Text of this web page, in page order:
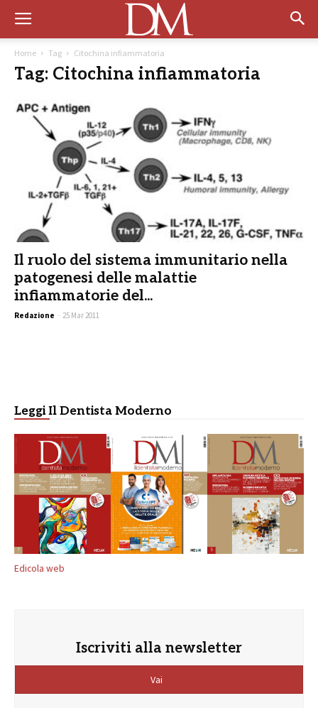
Home Tag Citochina infiammatoria
Tag: Citochina infiammatoria
Il ruolo del sistema immunitario nella
patogenesi delle malattie
infiammatorie del...
Redazione - 25 Mar 2011
Leggi Il Dentista Moderno
Edicola web
Iscriviti alla newsletter
Vai